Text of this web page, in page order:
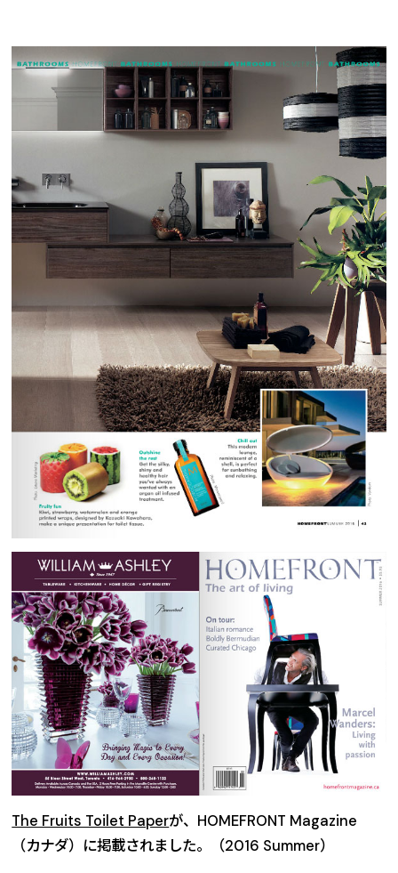
The Fruits Toilet Paperが、HOMEFRONT Magazine
（カナダ）に掲載されました。（2016 Summer）